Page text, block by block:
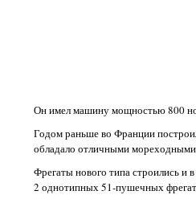
Он имел машину мощностью 800
Годом раньше во Франции
обладало отличными
Фрегаты нового типа строились
2 однотипных 51-пушечных